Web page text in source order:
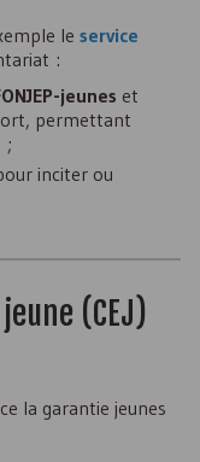
le service
:
-jeunes et
permettant
;
inciter ou
(CEJ)
la garantie jeunes